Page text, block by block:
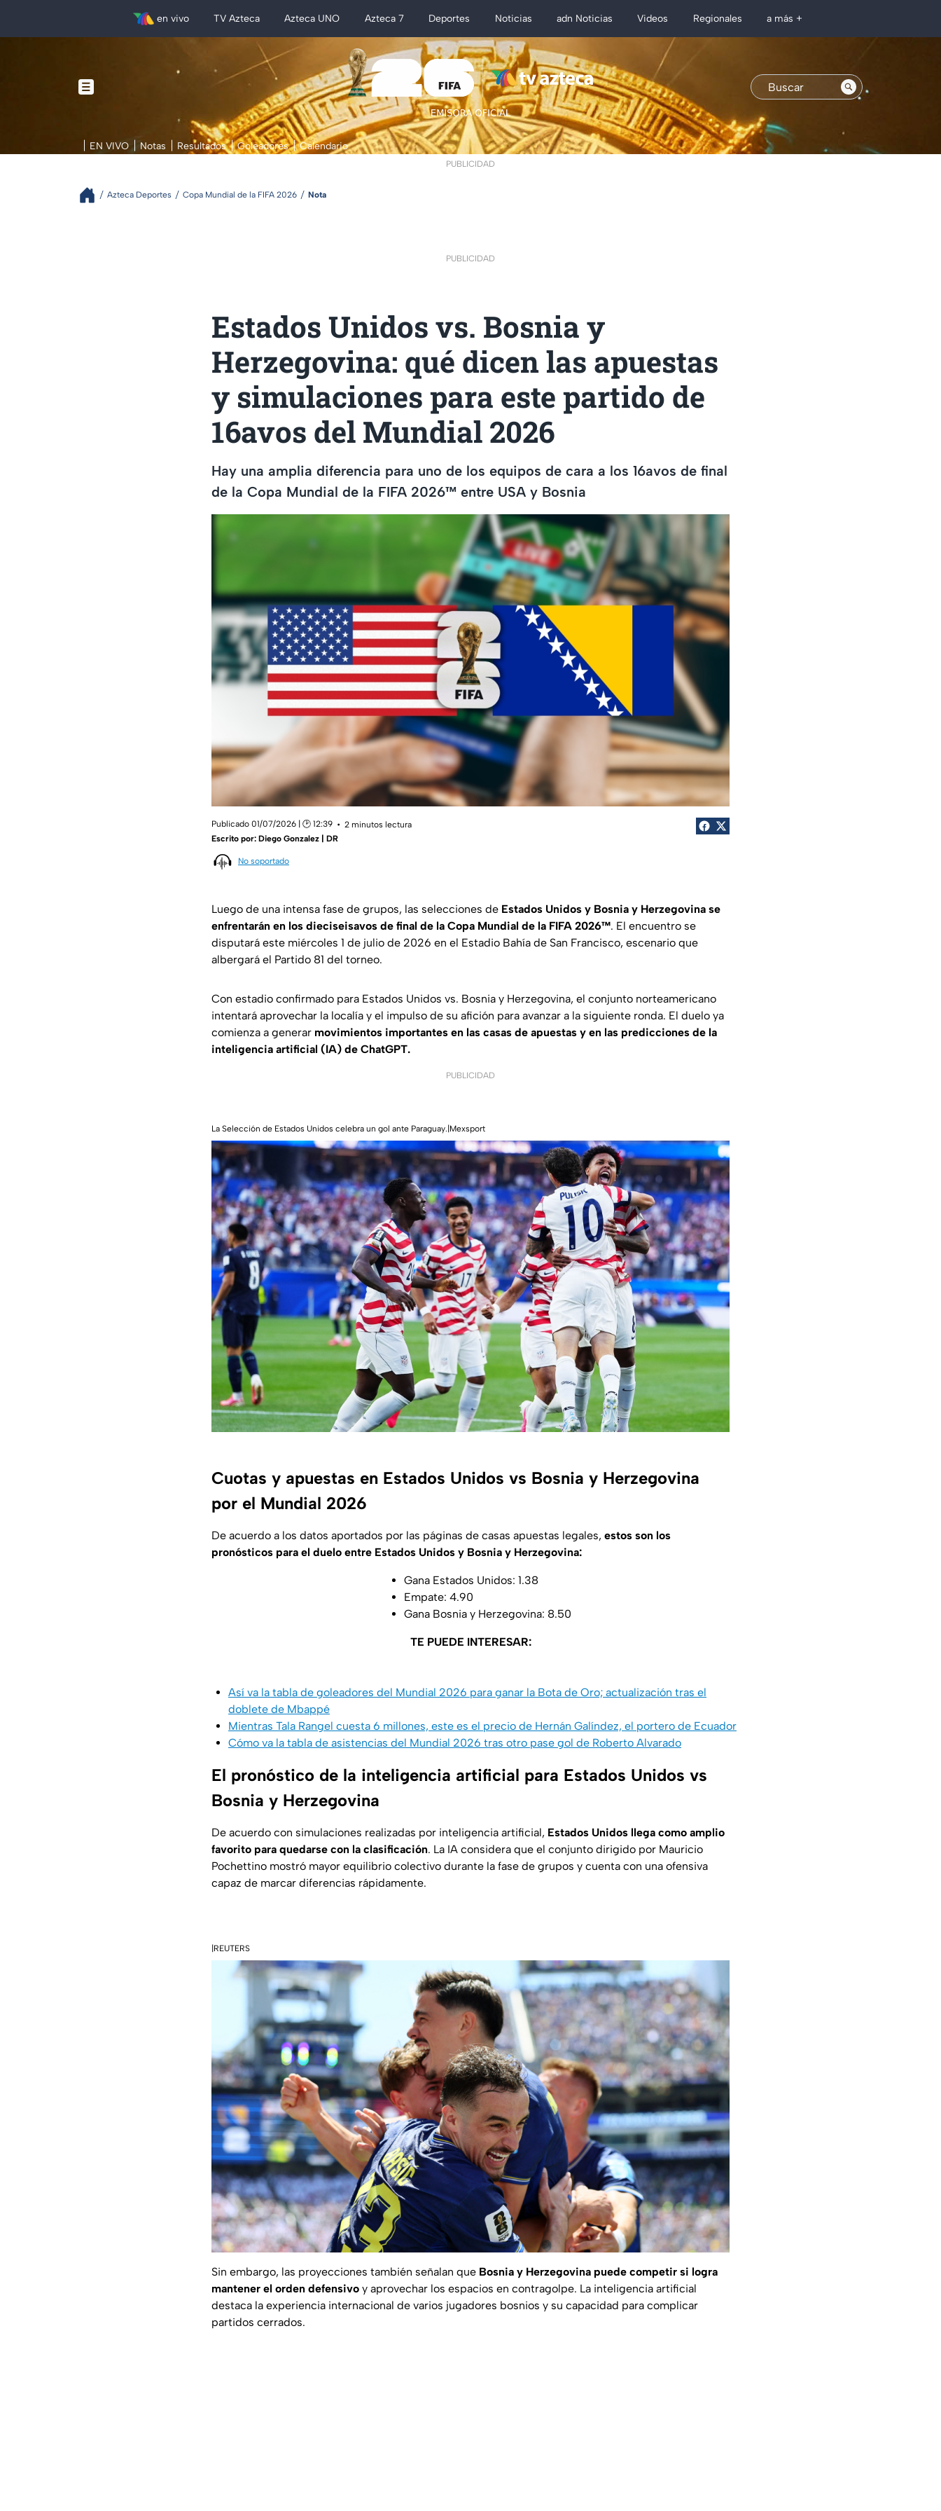
en vivo TV Azteca Azteca UNO Azteca 7 Deportes Noticias adn Noticias Videos Regionales a más +
EN VIVO Notas Resultados Goleadores Calendario
PUBLICIDAD
Azteca Deportes Copa Mundial de la FIFA 2026 Nota
PUBLICIDAD
Estados Unidos vs. Bosnia y
Herzegovina: qué dicen las apuestas
y simulaciones para este partido de
16avos del Mundial 2026
Hay una amplia diferencia para uno de los equipos de cara a los 16avos de final
de la Copa Mundial de la FIFA 2026™ entre USA y Bosnia
Publicado 01/07/2026 | 🕑 12:39
2 minutos lectura
Escrito por: Diego Gonzalez | DR
No soportado
Luego de una intensa fase de grupos, las selecciones de Estados Unidos y Bosnia y Herzegovina se
enfrentarán en los dieciseisavos de final de la Copa Mundial de la FIFA 2026™. El encuentro se
disputará este miércoles 1 de julio de 2026 en el Estadio Bahía de San Francisco, escenario que
albergará el Partido 81 del torneo.
Con estadio confirmado para Estados Unidos vs. Bosnia y Herzegovina, el conjunto norteamericano
intentará aprovechar la localía y el impulso de su afición para avanzar a la siguiente ronda. El duelo ya
comienza a generar movimientos importantes en las casas de apuestas y en las predicciones de la
inteligencia artificial (IA) de ChatGPT.
PUBLICIDAD
La Selección de Estados Unidos celebra un gol ante Paraguay.|Mexsport
Cuotas y apuestas en Estados Unidos vs Bosnia y Herzegovina
por el Mundial 2026
De acuerdo a los datos aportados por las páginas de casas apuestas legales, estos son los
pronósticos para el duelo entre Estados Unidos y Bosnia y Herzegovina:
Gana Estados Unidos: 1.38
Empate: 4.90
Gana Bosnia y Herzegovina: 8.50
TE PUEDE INTERESAR:
Así va la tabla de goleadores del Mundial 2026 para ganar la Bota de Oro; actualización tras el
doblete de Mbappé
Mientras Tala Rangel cuesta 6 millones, este es el precio de Hernán Galíndez, el portero de Ecuador
Cómo va la tabla de asistencias del Mundial 2026 tras otro pase gol de Roberto Alvarado
El pronóstico de la inteligencia artificial para Estados Unidos vs
Bosnia y Herzegovina
De acuerdo con simulaciones realizadas por inteligencia artificial, Estados Unidos llega como amplio
favorito para quedarse con la clasificación. La IA considera que el conjunto dirigido por Mauricio
Pochettino mostró mayor equilibrio colectivo durante la fase de grupos y cuenta con una ofensiva
capaz de marcar diferencias rápidamente.
|REUTERS
Sin embargo, las proyecciones también señalan que Bosnia y Herzegovina puede competir si logra
mantener el orden defensivo y aprovechar los espacios en contragolpe. La inteligencia artificial
destaca la experiencia internacional de varios jugadores bosnios y su capacidad para complicar
partidos cerrados.